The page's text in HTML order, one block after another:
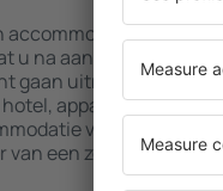
accommodatie in
u na aankomst op uw
gaan uitrusten zonder
appartement of
voordat u
een zorgeloze en